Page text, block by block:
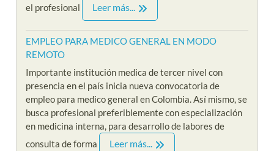
el profesional
Leer más...
EMPLEO PARA MEDICO GENERAL EN MODO
REMOTO
Importante institución medica de tercer nivel con
presencia en el país inicia nueva convocatoria de
empleo para medico general en Colombia. Así mismo, se
busca profesional preferiblemente con especialización
en medicina interna, para desarrollo de labores de
consulta de forma
Leer más...